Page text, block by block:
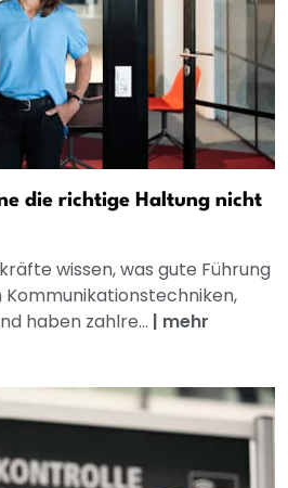
die richtige Haltung nicht
wissen, was gute Führung
Kommunikationstechniken,
haben zahlre... | mehr